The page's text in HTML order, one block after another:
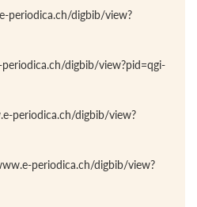
periodica.ch/digbib/view?
digbib/view?pid=qgi-
periodica.ch/digbib/view?
periodica.ch/digbib/view?